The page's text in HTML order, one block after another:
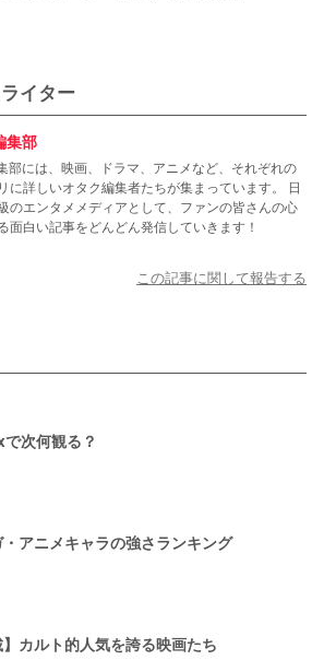
イター
集部
部には、映画、ドラマ、アニメなど、それぞれの
に詳しいオタク編集者たちが集まっています。 日
のエンタメメディアとして、ファンの皆さんの心
面白い記事をどんどん発信していきます！
この記事に関して報告する
次何観る？
アニメキャラの強さランキング
】カルト的人気を誇る映画たち